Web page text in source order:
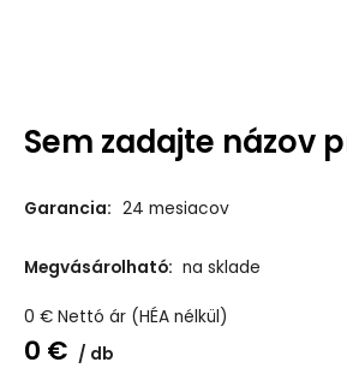
Sem zadajte názov
Garancia: 24 mesiacov
Megvásárolható: na sklade
0 € Nettó ár (HÉA nélkül)
0 € db